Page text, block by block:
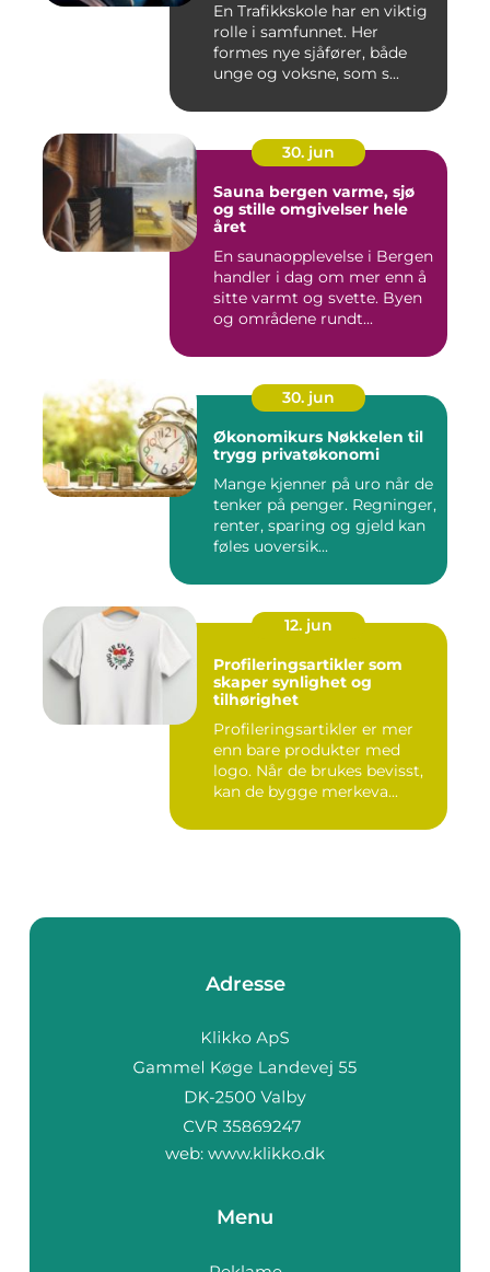
En Trafikkskole har en viktig
rolle i samfunnet. Her
formes nye sjåfører, både
unge og voksne, som s...
30. jun
Sauna bergen varme, sjø
og stille omgivelser hele
året
En saunaopplevelse i Bergen
handler i dag om mer enn å
sitte varmt og svette. Byen
og områdene rundt...
30. jun
Økonomikurs Nøkkelen til
trygg privatøkonomi
Mange kjenner på uro når de
tenker på penger. Regninger,
renter, sparing og gjeld kan
føles uoversik...
12. jun
Profileringsartikler som
skaper synlighet og
tilhørighet
Profileringsartikler er mer
enn bare produkter med
logo. Når de brukes bevisst,
kan de bygge merkeva...
Adresse
web: www.klikko.dk
Menu